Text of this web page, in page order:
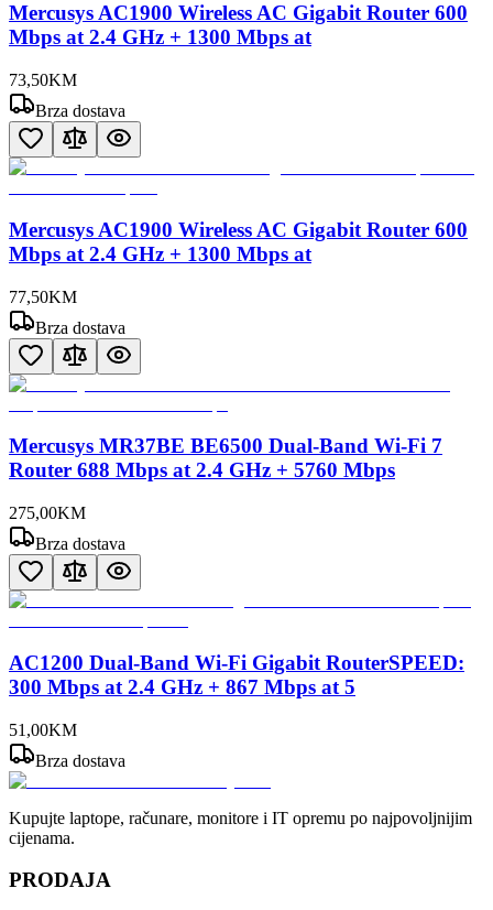
Mercusys AC1900 Wireless AC Gigabit Router 600
Mbps at 2.4 GHz + 1300 Mbps at
73,50KM
Brza dostava
Mercusys AC1900 Wireless AC Gigabit Router 600
Mbps at 2.4 GHz + 1300 Mbps at
77,50KM
Brza dostava
Mercusys MR37BE BE6500 Dual-Band Wi-Fi 7
Router 688 Mbps at 2.4 GHz + 5760 Mbps
275,00KM
Brza dostava
AC1200 Dual-Band Wi-Fi Gigabit RouterSPEED:
300 Mbps at 2.4 GHz + 867 Mbps at 5
51 ,00KM
Brza dostava
Kupujte laptope, računare, monitore i IT opremu po najpovoljnijim
cijenama.
PRODAJA